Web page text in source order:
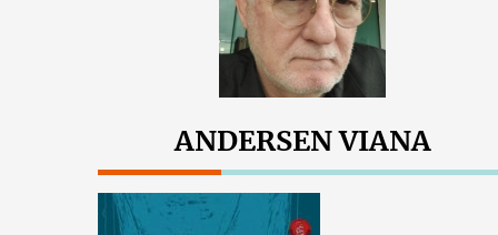
ANDERSEN VIANA